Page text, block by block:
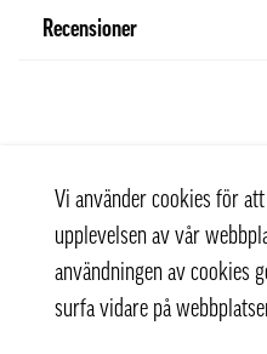
Recensioner
Vi använder cookies för
upplevelsen av vår
användningen av cookies
surfa vidare på